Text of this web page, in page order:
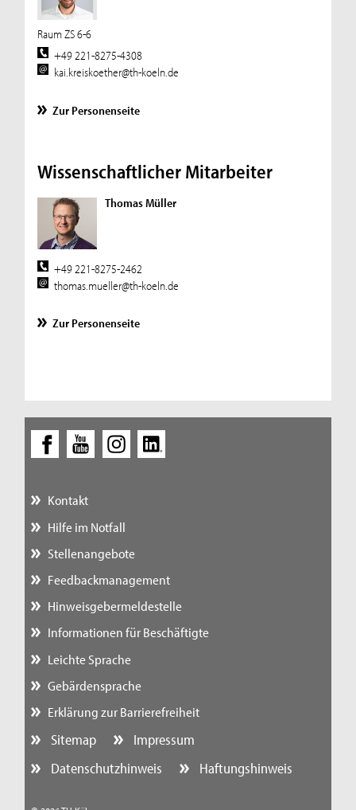
Raum ZS 6-6
+49 221-8275-4308
kai.kreiskoether@th-koeln.de
Zur Personenseite
Wissenschaftlicher Mitarbeiter
Thomas Müller
+49 221-8275-2462
thomas.mueller@th-koeln.de
Zur Personenseite
Kontakt
Hilfe im Notfall
Stellenangebote
Feedbackmanagement
Hinweisgebermeldestelle
Informationen für Beschäftigte
Leichte Sprache
Gebärdensprache
Erklärung zur Barrierefreiheit
Sitemap
Impressum
Datenschutzhinweis
Haftungshinweis